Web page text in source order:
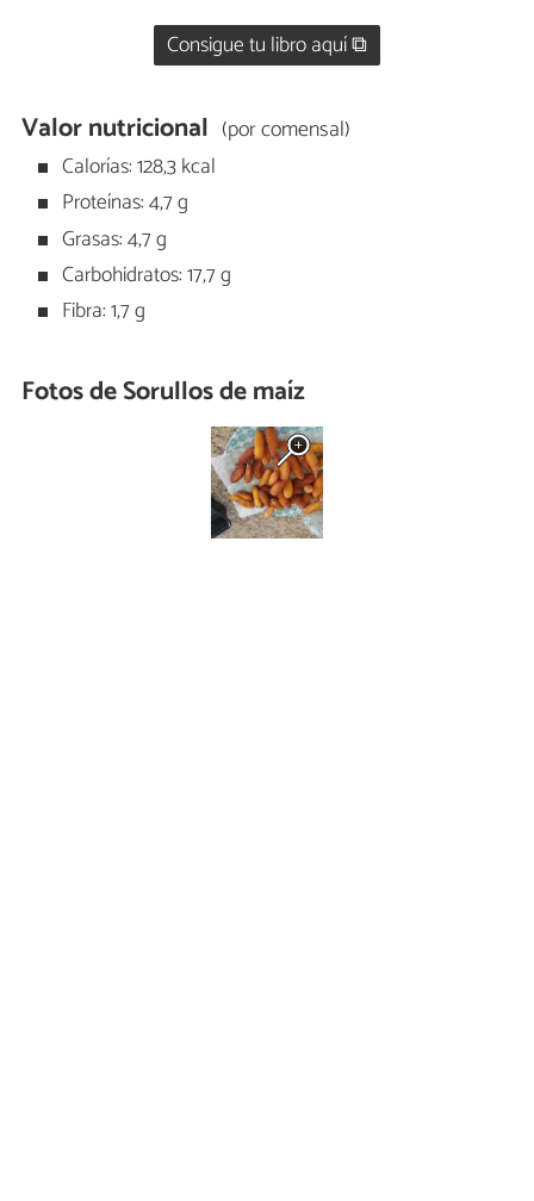
Consigue tu libro aquí ⧉
Valor nutricional (por comensal)
Calorías: 128,3 kcal
Proteínas: 4,7 g
Grasas: 4,7 g
Carbohidratos: 17,7 g
Fibra: 1,7 g
Fotos de Sorullos de maíz